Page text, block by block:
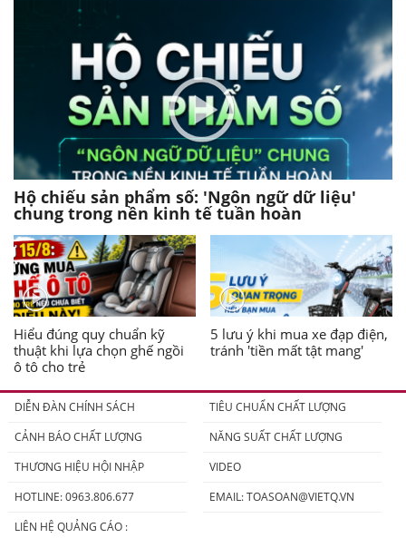
Hộ chiếu sản phẩm số: 'Ngôn ngữ dữ liệu'
chung trong nền kinh tế tuần hoàn
Hiểu đúng quy chuẩn kỹ
thuật khi lựa chọn ghế ngồi
ô tô cho trẻ
5 lưu ý khi mua xe đạp điện,
tránh 'tiền mất tật mang'
DIỄN ĐÀN CHÍNH SÁCH
TIÊU CHUẨN CHẤT LƯỢNG
CẢNH BÁO CHẤT LƯỢNG
NĂNG SUẤT CHẤT LƯỢNG
THƯƠNG HIỆU HỘI NHẬP
VIDEO
HOTLINE: 0963.806.677
EMAIL:TOASOAN@VIETQ.VN
LIÊN HỆ QUẢNG CÁO :